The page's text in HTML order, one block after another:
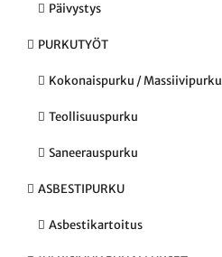
Päivystys
PURKUTYÖT
Kokonaispurku / Massiivipurku
Teollisuuspurku
Saneerauspurku
ASBESTIPURKU
Asbestikartoitus